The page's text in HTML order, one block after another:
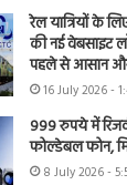
रेल यात्रियों के
की नई वेबसाइट
पहले से आसान
16 July 2026 -
999 रुपये में
फोल्डेबल फोन,
8 July 2026 -